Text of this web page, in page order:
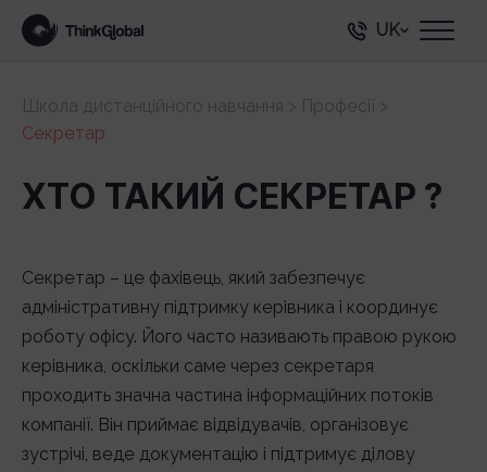
UK
Школа дистанційного навчання > Професії >
Секретар
ХТО ТАКИЙ СЕКРЕТАР ?
Секретар – це фахівець, який забезпечує
адміністративну підтримку керівника і координує
роботу офісу. Його часто називають правою рукою
керівника, оскільки саме через секретаря
проходить значна частина інформаційних потоків
компанії. Він приймає відвідувачів, організовує
зустрічі, веде документацію і підтримує ділову